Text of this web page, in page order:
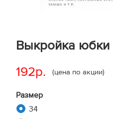
Выкройка юбки
192р. (цена по акции)
Размер
34